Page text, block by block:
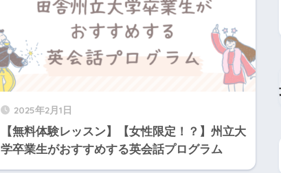
2025年2月1日
【無料体験レッスン】【女性限定！？】州立大
学卒業生がおすすめする英会話プログラム